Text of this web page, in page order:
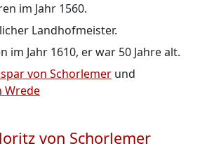
im Jahr 1560.
Landhofmeister.
im Jahr 1610, er war 50 Jahre alt.
von Schorlemer und
Wrede
von Schorlemer